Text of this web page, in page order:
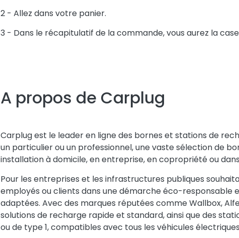
2 - Allez dans votre panier.
3 - Dans le récapitulatif de la commande, vous aurez la
A propos de Carplug
Carplug est le leader en ligne des bornes et stations de
un particulier ou un professionnel, une vaste sélection de
installation à domicile, en entreprise, en copropriété ou
Pour les entreprises et les infrastructures publiques
employés ou clients dans une démarche éco-responsable
adaptées. Avec des marques réputées comme Wallbox,
solutions de recharge rapide et standard, ainsi que des
ou de type 1, compatibles avec tous les véhicules